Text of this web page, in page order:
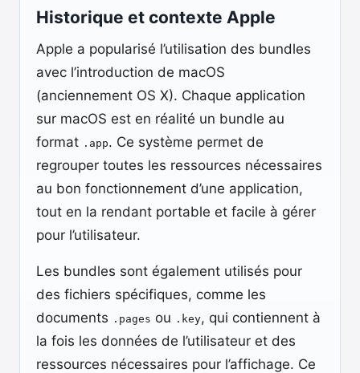
Historique et contexte Apple
Apple a popularisé l’utilisation des bundles
avec l’introduction de macOS
(anciennement OS X). Chaque application
sur macOS est en réalité un bundle au
format .app. Ce système permet de
regrouper toutes les ressources nécessaires
au bon fonctionnement d’une application,
tout en la rendant portable et facile à gérer
pour l’utilisateur.
Les bundles sont également utilisés pour
des fichiers spécifiques, comme les
documents .pages ou .key, qui contiennent à
la fois les données de l’utilisateur et des
ressources nécessaires pour l’affichage. Ce